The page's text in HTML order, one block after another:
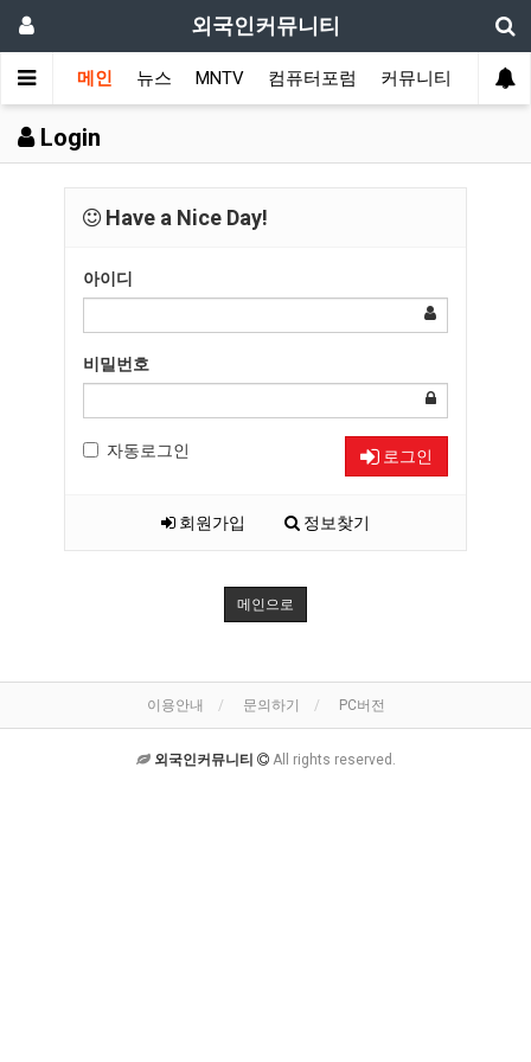
외국인커뮤니티
메인 뉴스 MNTV 컴퓨터포럼 커뮤니티 국가
Login
Have a Nice Day!
아이디
비밀번호
자동로그인 로그인
회원가입 정보찾기
메인으로
이용안내 문의하기 PC버전
외국인커뮤니티 All rights reserved.